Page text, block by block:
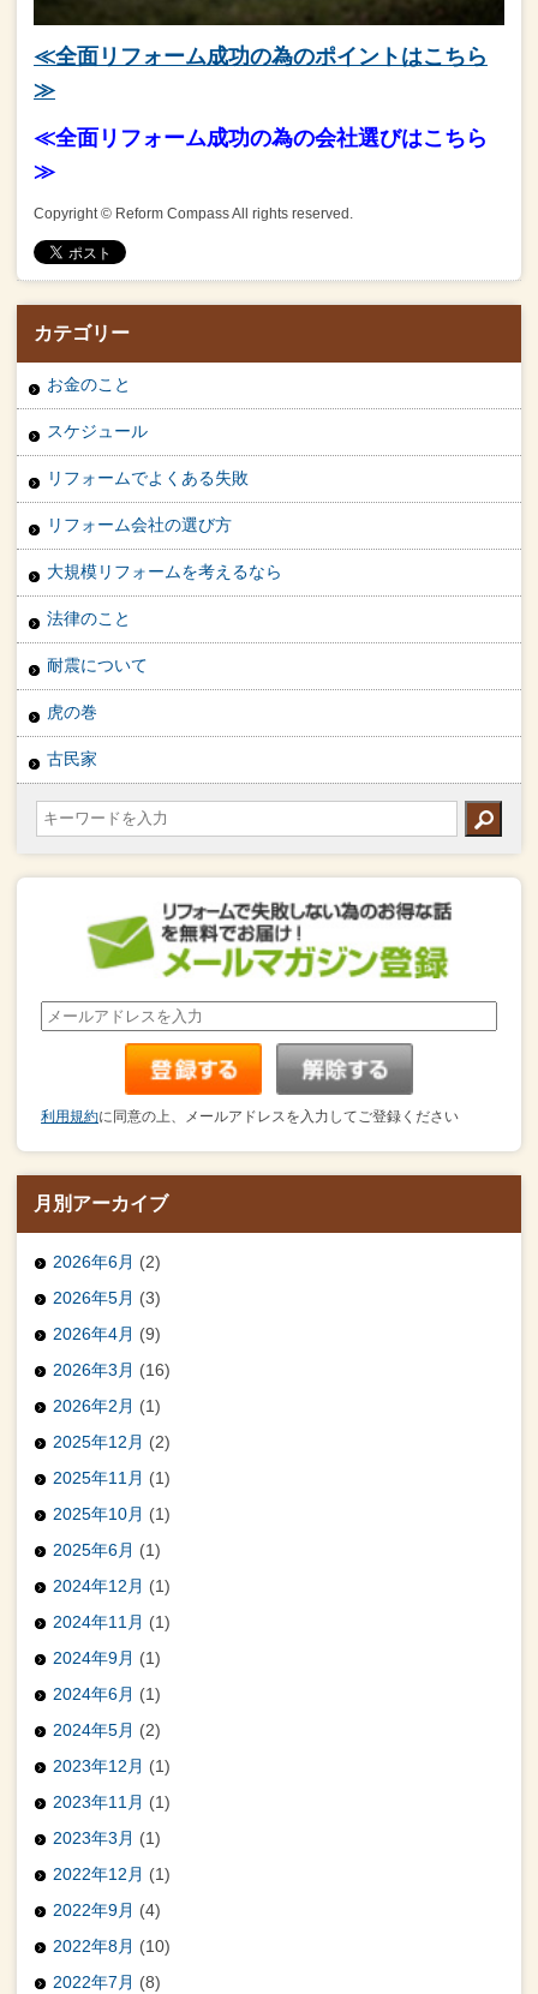
≪全面リフォーム成功の為のポイントはこちら
≫
≪全面リフォーム成功の為の会社選びはこちら
≫
Copyright © Reform Compass All rights reserved.
カテゴリー
お金のこと
スケジュール
リフォームでよくある失敗
リフォーム会社の選び方
大規模リフォームを考えるなら
法律のこと
耐震について
虎の巻
古民家
利用規約に同意の上、メールアドレスを入力してご登録ください
月別アーカイブ
2026年6月 (2)
2026年5月 (3)
2026年4月 (9)
2026年3月 (16)
2026年2月 (1)
2025年12月 (2)
2025年11月 (1)
2025年10月 (1)
2025年6月 (1)
2024年12月 (1)
2024年11月 (1)
2024年9月 (1)
2024年6月 (1)
2024年5月 (2)
2023年12月 (1)
2023年11月 (1)
2023年3月 (1)
2022年12月 (1)
2022年9月 (4)
2022年8月 (10)
2022年7月 (8)